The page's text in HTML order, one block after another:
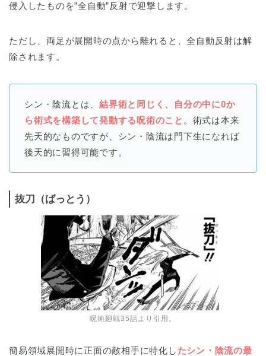
侵入したものを”全自動”反射で迎撃します。
ただし、両足が展開時の点から離れると、全自動反射は解
除されます。
シン・陰流とは、結界術と同じく、自分の中に0か
ら術式を構築して発動する呪術のこと 。術式は本来
先天的なものですが、シン・陰流は門下生になれば
後天的に習得可能です。
抜刀（ばっとう）
呪術廻戦35話より引用。
簡易領域展開時に正面の敵相手に特化し たシン・陰流の最